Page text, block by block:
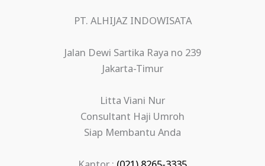
PT. ALHIJAZ INDOWISATA
Jalan Dewi Sartika Raya no 239
Jakarta-Timur
Litta Viani Nur
Consultant Haji Umroh
Siap Membantu Anda